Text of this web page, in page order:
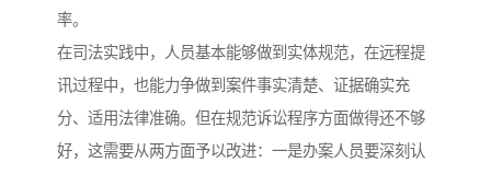
率。
在司法实践中，人员基本能够做到实体规范，在远程提
讯过程中，也能力争做到案件事实清楚、证据确实充
分、适用法律准确。但在规范诉讼程序方面做得还不够
好，这需要从两方面予以改进：一是办案人员要深刻认